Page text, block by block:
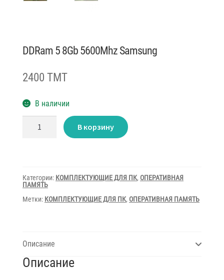
DDRam 5 8Gb 5600Mhz Samsung
2400 TMT
В наличии
Количество
товара
В корзину
Категории: КОМПЛЕКТУЮЩИЕ ДЛЯ ПК, ОПЕРАТИВНАЯ
ПАМЯТЬ
Метки: КОМПЛЕКТУЮЩИЕ ДЛЯ ПК, ОПЕРАТИВНАЯ ПАМЯТЬ
Описание
Описание